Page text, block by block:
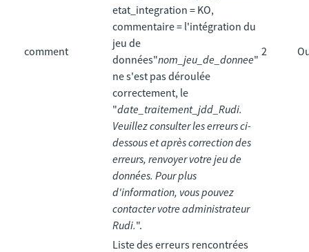
comment
etat_integration = KO,
commentaire = l'intégration du
jeu de
données"nom_jeu_de_donnee"
ne s'est pas déroulée
correctement, le
"date_traitement_jdd_Rudi.
Veuillez consulter les erreurs ci-
dessous et après correction des
erreurs, renvoyer votre jeu de
données. Pour plus
d'information, vous pouvez
contacter votre administrateur
Rudi.".
2
Liste des erreurs rencontrées